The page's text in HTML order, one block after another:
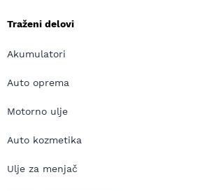
Traženi delovi
Akumulatori
Auto oprema
Motorno ulje
Auto kozmetika
Ulje za menjač